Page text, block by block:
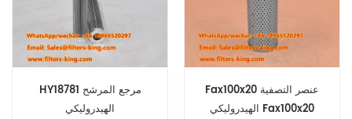
HY18781 مرجع المرشح
الهيدروليكي
Fax100x20 عنصر التصفية
الهيدروليكي Fax100x20